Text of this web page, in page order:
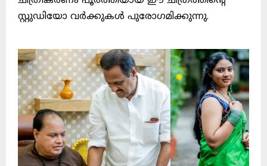
സ്റ്റുഡിയോ വർക്കുകൾ പുരോഗമിക്കുന്നു.